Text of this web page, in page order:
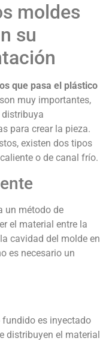
moldes
su
que pasa el plástico
muy importantes,
para crear la pieza.
existen dos tipos
o de canal frío.
un método de
el material entre la
cavidad del molde en
es necesario un
fundido es inyectado
distribuyen el material